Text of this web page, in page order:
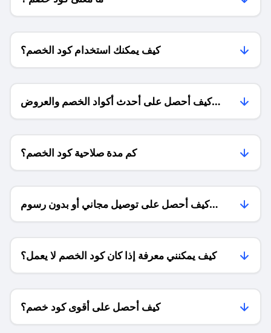
كيف يمكنك استخدام كود الخصم؟
كيف أحصل على أحدث أكواد الخصم والعروض
للمتاجر؟
كم مدة صلاحية كود الخصم؟
كيف أحصل على توصيل مجاني أو بدون رسوم
الشحن ؟
كيف يمكنني معرفة إذا كان كود الخصم لا يعمل؟
كيف أحصل على أقوى كود خصم؟